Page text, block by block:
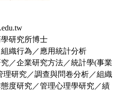
研究所博士
織行為／應用統計分析
／企業研究方法／統計學(事業
研究／調查與問卷分析／組織
度研究／管理心理學研究／績